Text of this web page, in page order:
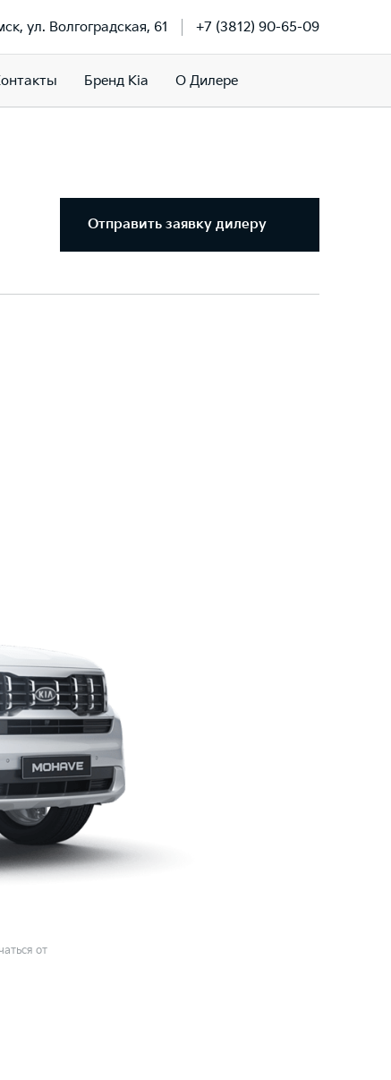
ул. Волгоградская, 61 +7 (3812) 90-65-09
Бренд Kia О Дилере
Отправить заявку дилеру
от